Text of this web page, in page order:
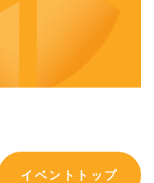
イベントトップ